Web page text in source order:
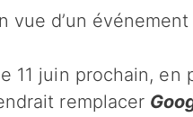
vue d’un
11 juin prochain, en
remplacer